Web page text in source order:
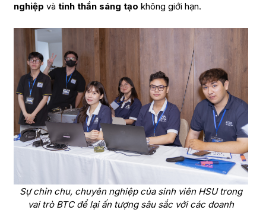
nghiệp và tinh thần sáng tạo không giới hạn.
Sự chỉn chu, chuyên nghiệp của sinh viên HSU trong
vai trò BTC để lại ấn tượng sâu sắc với các doanh